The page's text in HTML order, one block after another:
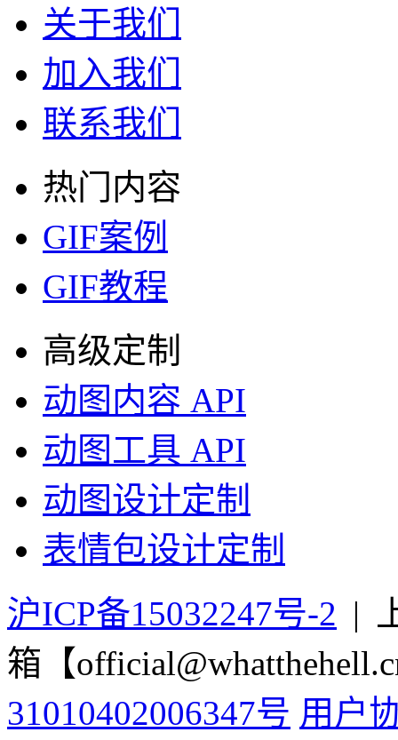
关于我们
加入我们
联系我们
热门内容
GIF案例
GIF教程
高级定制
动图内容 API
动图工具 API
动图设计定制
表情包设计定制
沪ICP备15032247号-2 |
箱【
31010402006347号 用户